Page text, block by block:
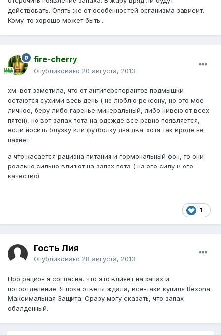
действовать. Опять же от особенностей организма зависит.
Кому-то хорошо может быть...
fire-cherry
Опубликовано 20 августа, 2013
хм. вот заметила, что от антиперсперантов подмышки
остаются сухими весь день ( не люблю рексону, но это мое
личное, беру либо гаренье минеральный, либо нивею от всех
пятен), но вот запах пота на одежде все равно появляется,
если носить блузку или футболку дня два. хотя так вроде не
пахнет.
а что касается рациона питания и гормональный фон, то они
реально сильно влияют на запах пота ( на его силу и его
качество)
1
Гость Лия
Опубликовано 28 августа, 2013
Про рацион я согласна, что это влияет на запах и
потоотделение. Я пока ответы ждала, все-таки купила Rexona
Максимальная Защита. Сразу могу сказать, что запах
обалденный.